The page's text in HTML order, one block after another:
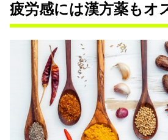
疲労感には漢方薬もオ